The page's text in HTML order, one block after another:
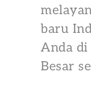
baru
Anda
Besar